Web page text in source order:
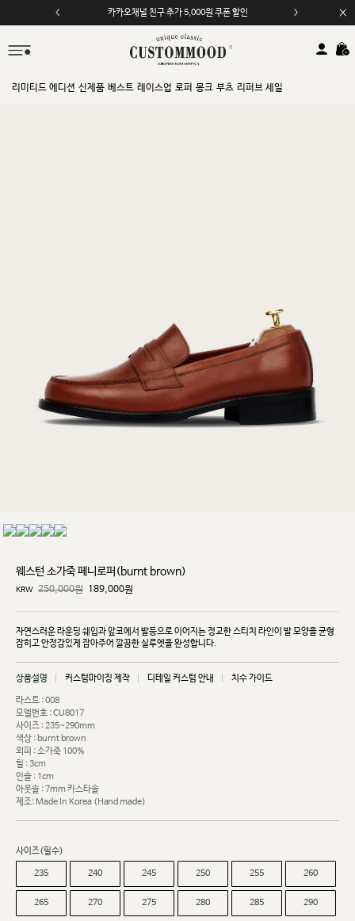
카카오채널 친구 추가 5,000원 쿠폰 할인
리미티드 에디션 신제품 베스트 레이스업 로퍼 몽크 부츠 리퍼브 세일
웨스턴 소가죽 페니로퍼(burnt brown)
KRW 250,000원 189,000원
자연스러운 라운딩 쉐입과 앞코에서 발등으로 이어지는 정교한 스티치 라인이 발 모양을 균형
잡히고안정감있게 잡아주어 깔끔한 실루엣을 완성합니다.
상품설명 커스텀마이징 제작 디테일 커스텀 안내 치수 가이드
라스트 : 008
모델번호 : CU8017
사이즈 : 235~290mm
색상 : burnt brown
외피 : 소가죽 100%
힐 : 3cm
인솔 : 1cm
아웃솔 : 7mm 카스타솔
제조: Made In Korea (Hand made)
사이즈(필수)
235 240 245 250 255 260
265 270 275 280 285 290